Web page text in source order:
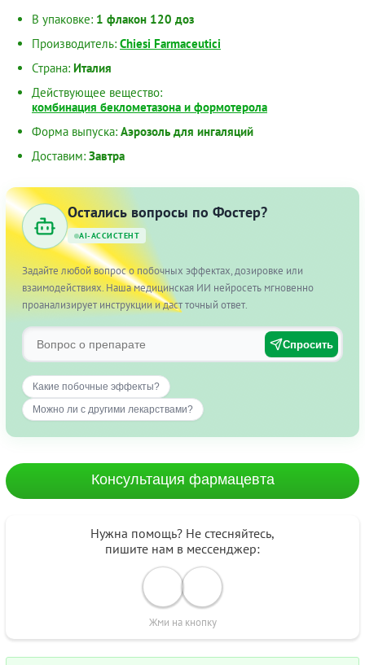
В упаковке: 1 флакон 120 доз
Производитель: Chiesi Farmaceutici
Страна: Италия
Действующее вещество:
комбинация беклометазона и формотерола
Форма выпуска: Аэрозоль для ингаляций
Доставим: Завтра
Остались вопросы по Фостер?
AI-АССИСТЕНТ
Задайте любой вопрос о побочных эффектах, дозировке или
взаимодействиях. Наша медицинская ИИ нейросеть мгновенно
проанализирует инструкции и даст точный ответ.
Спросить
Какие побочные эффекты?
Можно ли с другими лекарствами?
Консультация фармацевта
Нужна помощь? Не стесняйтесь,
пишите нам в мессенджер:
Жми на кнопку